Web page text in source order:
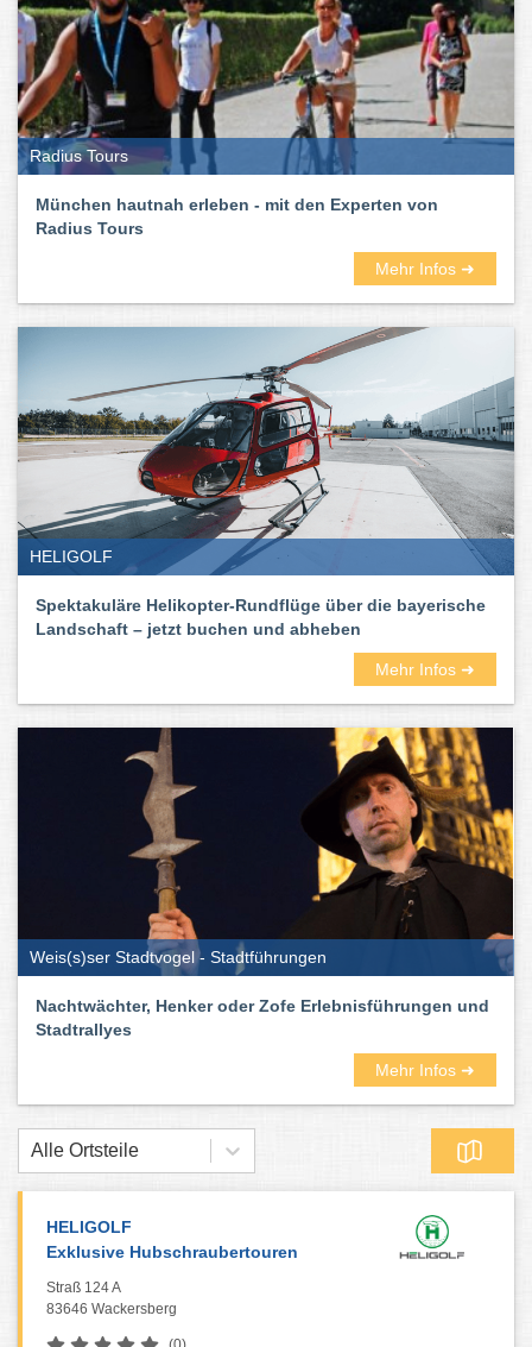
Radius Tours
München hautnah erleben - mit den Experten von
Radius Tours
Mehr Infos ➜
HELIGOLF
Spektakuläre Helikopter-Rundflüge über die bayerische
Landschaft – jetzt buchen und abheben
Mehr Infos ➜
Weis(s)ser Stadtvogel - Stadtführungen
Nachtwächter, Henker oder Zofe Erlebnisführungen und
Stadtrallyes
Mehr Infos ➜
Alle Ortsteile
HELIGOLF
Exklusive Hubschraubertouren
Straß 124 A
83646 Wackersberg